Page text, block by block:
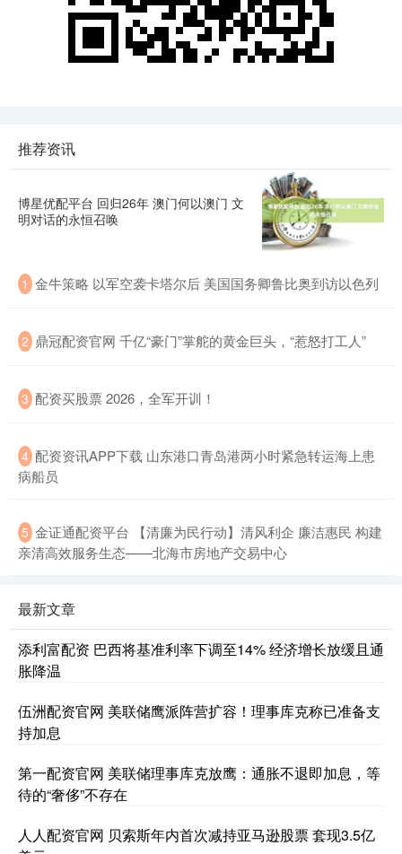
推荐资讯
博星优配平台 回归26年 澳门何以澳门 文
明对话的永恒召唤
1 金牛策略 以军空袭卡塔尔后 美国国务卿鲁比奥到访以色列
2 鼎冠配资官网 千亿“豪门”掌舵的黄金巨头，“惹怒打工人”
3 配资买股票 2026，全军开训！
4 配资资讯APP下载 山东港口青岛港两小时紧急转运海上患
病船员
5 金证通配资平台 【清廉为民行动】清风利企 廉洁惠民 构建
亲清高效服务生态——北海市房地产交易中心
最新文章
添利富配资 巴西将基准利率下调至14% 经济增长放缓且通
胀降温
伍洲配资官网 美联储鹰派阵营扩容！理事库克称已准备支
持加息
第一配资官网 美联储理事库克放鹰：通胀不退即加息，等
待的“奢侈”不存在
人人配资官网 贝索斯年内首次减持亚马逊股票 套现3.5亿